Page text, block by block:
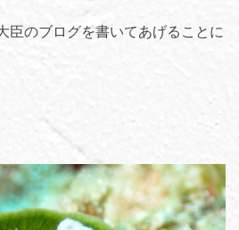
臣のブログを書いてあげることに